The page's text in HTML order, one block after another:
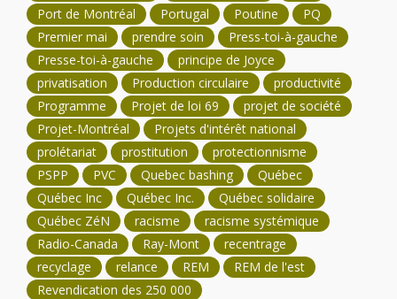
Port de Montréal
Portugal Poutine
PQ
Premier mai
prendre soin
Press-toi-à-gauche
Presse-toi-à-gauche
principe de Joyce
privatisation
Production circulaire
productivité
Programme
Projet de loi 69
projet de société
Projet-Montréal
Projets d'intérêt national
prolétariat
prostitution
protectionnisme
PSPP
PVC Quebec bashing
Québec
Québec Inc
Québec Inc.
Québec solidaire
Québec ZéN
racisme
racisme systémique
Radio-Canada
Ray-Mont
recentrage
recyclage
relance REM
REM de l'est
Revendication des 250 000